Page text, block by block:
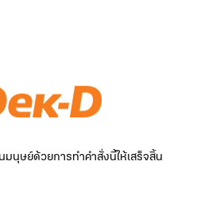
นุษย์ด้วยการทำคำสั่งนี้ให้เสร็จสิ้น